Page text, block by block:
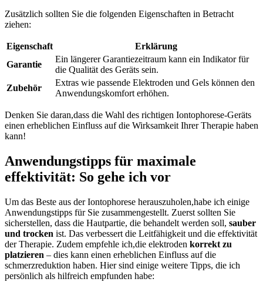
Zusätzlich sollten‌ Sie die ‌folgenden Eigenschaften in Betracht
ziehen:
Eigenschaft
Erklärung
Garantie
Ein längerer Garantiezeitraum kann ein Indikator für
die Qualität des Geräts sein.
Zubehör
Extras wie passende Elektroden und Gels⁢ können den
Anwendungskomfort erhöhen.
Denken Sie daran,dass die Wahl des richtigen‌ Iontophorese-Geräts
einen erheblichen Einfluss auf die Wirksamkeit Ihrer Therapie haben
kann!
Anwendungstipps für maximale
effektivität: So gehe ich vor
Um ‍das Beste aus der Iontophorese herauszuholen,habe ich einige
Anwendungstipps für Sie zusammengestellt. Zuerst sollten Sie
sicherstellen, dass die Hautpartie, die behandelt werden soll, sauber
und trocken ist. Das verbessert die Leitfähigkeit und die effektivität
der Therapie. Zudem empfehle ich,die elektroden korrekt zu
platzieren – dies kann einen⁣ erheblichen Einfluss auf die
schmerzreduktion haben. Hier sind einige weitere Tipps, die ich
persönlich als hilfreich empfunden habe: